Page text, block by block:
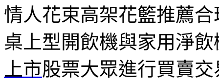
情人花束高架花籃推薦
桌上型開飲機與家用淨
上市股票大眾進行買賣